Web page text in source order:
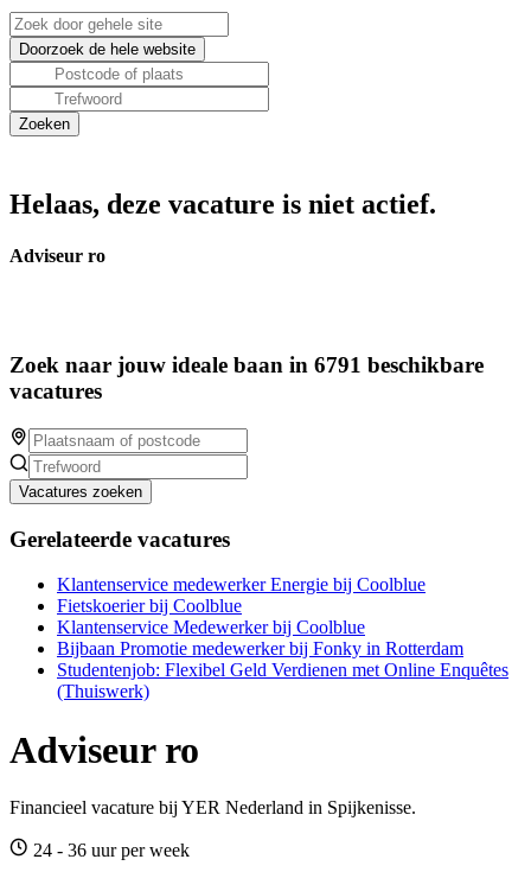
Helaas, deze vacature is niet actief.
Adviseur ro
Zoek naar jouw ideale baan in 6791 beschikbare
vacatures
Vacatures zoeken
Gerelateerde vacatures
Klantenservice medewerker Energie bij Coolblue
Fietskoerier bij Coolblue
Klantenservice Medewerker bij Coolblue
Bijbaan Promotie medewerker bij Fonky in Rotterdam
Studentenjob: Flexibel Geld Verdienen met Online Enquêtes
(Thuiswerk)
Adviseur ro
Financieel vacature bij YER Nederland in Spijkenisse.
24 - 36 uur per week